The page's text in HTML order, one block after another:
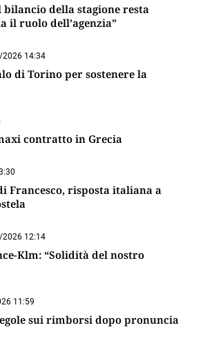
della stagione resta
il ruolo dell’agenzia”
14:34
di Torino per sostenere la
contratto in Grecia
Francesco, risposta italiana a
12:14
Klm: “Solidità del nostro
11:59
sui rimborsi dopo pronuncia